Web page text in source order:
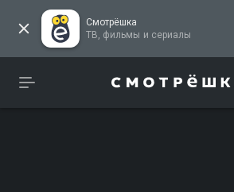
Смотрёшка
ТВ, фильмы и сериалы